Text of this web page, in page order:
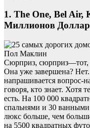
1. The One, Bel
Миллионов
Пол Маклин
Сюрприз, сюрприз—тот,
Она уже завершена?
напрашивается вопрос-
говоря, кто знает. Хотя
есть. На 100 000
спальнями и 30
люкс больше, чем
на 5500 квадратных